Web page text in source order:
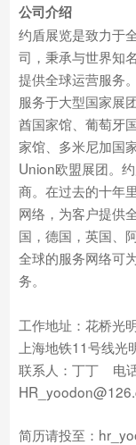
公司介绍
约盾展览是致力于
司，秉承与世界知
提供全球运营服务
服务于大型国家展
酋国家馆、葡萄牙
家馆、多米尼加国
Union欧盟展团。
商。在过去的十年
网络，为客户提供
国，德国，英国、
全球的服务网络可
务。
工作地址：花桥光
上海地铁11号线
联系人：丁丁 电
简历请投至：